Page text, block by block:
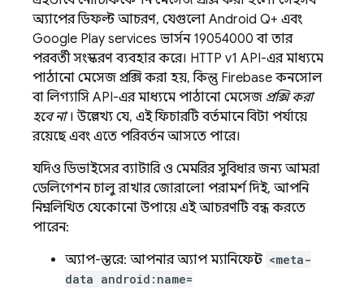
অ্যাপের ডিফল্ট আচরণ, যেগুলো Android Q+ এবং
Google Play services ভার্সন 19054000 বা তার
পরবর্তী সংস্করণ ব্যবহার করে। HTTP v1 API-এর মাধ্যমে
পাঠানো মেসেজ প্রক্সি করা হয়, কিন্তু Firebase কনসোল
বা লিগ্যাসি API-এর মাধ্যমে পাঠানো মেসেজ প্রক্সি করা
হবে না। উল্লেখ্য যে, এই ফিচারটি বর্তমানে বিটা পর্যায়ে
রয়েছে এবং এতে পরিবর্তন আসতে পারে।
যদিও ডিভাইসের ব্যাটারি ও মেমরির সুবিধার জন্য আমরা
ডেলিগেশন চালু রাখার জোরালো পরামর্শ দিই, আপনি
নিম্নলিখিত যেকোনো উপায়ে এই আচরণটি বন্ধ করতে
পারেন:
অ্যাপ-স্তরে: আপনার অ্যাপ ম্যানিফেস্টে <meta-
data android:name=